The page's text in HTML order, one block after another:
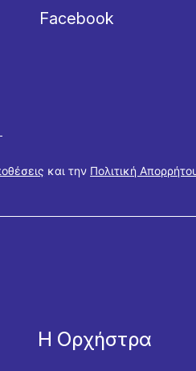
Facebook
και την Πολιτική
Η Ορχήστρα